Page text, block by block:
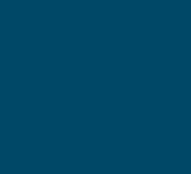
が異なる場合には、個別
用されるものとします
を得ることなく、「おシ
は、本サービスの利用条